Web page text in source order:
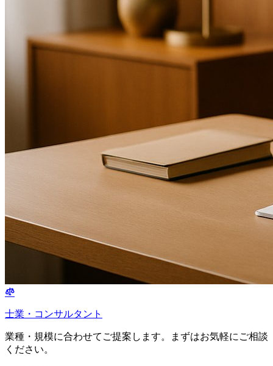
士業・コンサルタント
業種・規模に合わせてご提案します。まずはお気軽にご相談
ください。